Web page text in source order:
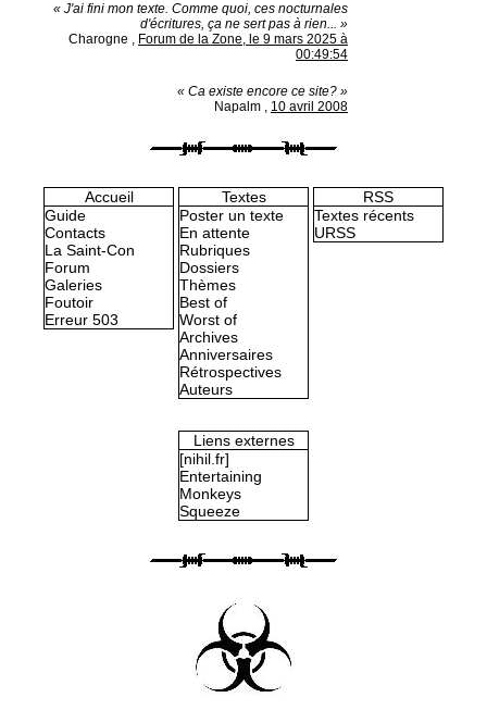
« J'ai fini mon texte. Comme quoi, ces nocturnales
d'écritures, ça ne sert pas à rien... »
Charogne , Forum de la Zone, le 9 mars 2025 à
00:49:54
« Ca existe encore ce site? »
Napalm , 10 avril 2008
Accueil
Guide
Contacts
La Saint-Con
Forum
Galeries
Foutoir
Erreur 503
Textes
Poster un texte
En attente
Rubriques
Dossiers
Thèmes
Best of
Worst of
Archives
Anniversaires
Rétrospectives
Auteurs
RSS
Textes récents
URSS
Liens externes
[nihil.fr]
Entertaining
Monkeys
Squeeze